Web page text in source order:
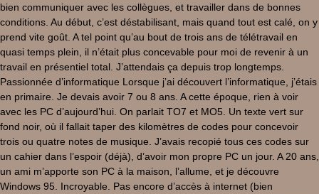
bien communiquer avec les collègues, et travailler dans de bonnes
conditions. Au début, c’est déstabilisant, mais quand tout est calé, on y
prend vite goût. A tel point qu’au bout de trois ans de télétravail en
quasi temps plein, il n’était plus concevable pour moi de revenir à un
travail en présentiel total. J’attendais ça depuis trop longtemps.
Passionnée d’informatique Lorsque j’ai découvert l’informatique, j’étais
en primaire. Je devais avoir 7 ou 8 ans. A cette époque, rien à voir
avec les PC d’aujourd’hui. On parlait TO7 et MO5. Un texte vert sur
fond noir, où il fallait taper des kilomètres de codes pour concevoir
trois ou quatre notes de musique. J’avais recopié tous ces codes sur
un cahier dans l’espoir (déjà), d’avoir mon propre PC un jour. A 20 ans,
un ami m’apporte son PC à la maison, l’allume, et je découvre
Windows 95. Incroyable. Pas encore d’accès à internet (bien